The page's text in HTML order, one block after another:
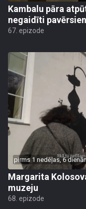
Kambalu pāra
negaidīti
67. epizode
pirms 1 nedēļas, 6
Margarita
muzeju
68. epizode